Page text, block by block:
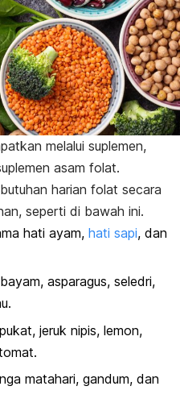
melalui suplemen,
asam folat.
harian folat secara
seperti di bawah ini.
hati ayam, hati sapi, dan
asparagus, seledri,
jeruk nipis, lemon,
matahari, gandum, dan